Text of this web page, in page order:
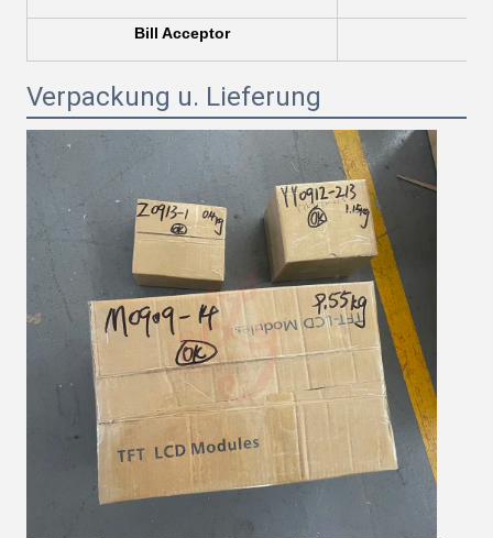
Bill Acceptor
Verpackung u. Lieferung